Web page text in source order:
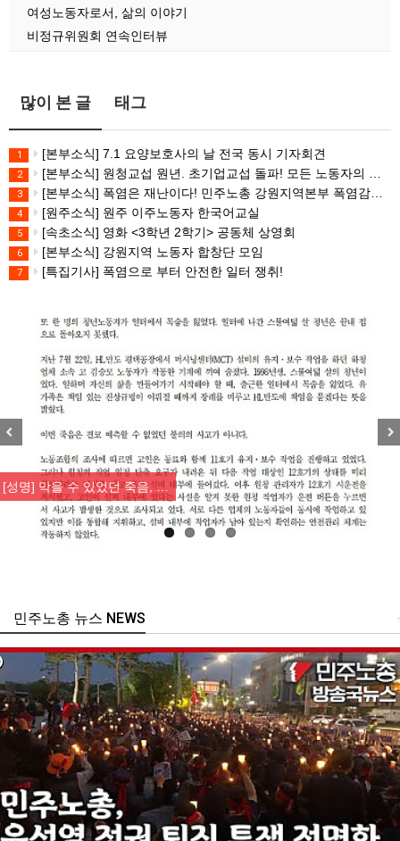
여성노동자로서, 삶의 이야기
비정규위원회 연속인터뷰
많이 본 글 태그
1 [본부소식] 7.1 요양보호사의 날 전국 동시 기자회견
2 [본부소식] 원청교섭 원년. 초기업교섭 돌파! 모든 노동자의 노동기본권 쟁취! 민주노총 7.15 총파업대회
3 [본부소식] 폭염은 재난이다! 민주노총 강원지역본부 폭염감시단 선포 기자회견
4 [원주소식] 원주 이주노동자 한국어교실
5 [속초소식] 영화 <3학년 2학기> 공동체 상영회
6 [본부소식] 강원지역 노동자 합창단 모임
7 [특집기사] 폭염으로 부터 안전한 일터 쟁취!
[성명] 막을 수 있었던 죽음, …
주노총 뉴스 NEWS